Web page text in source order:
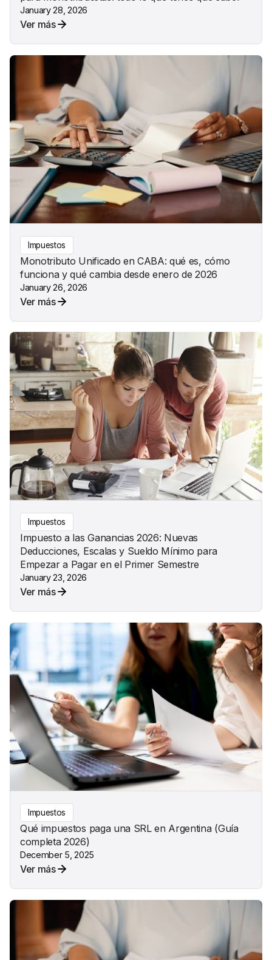
January 28, 2026
Ver más
Impuestos
Monotributo Unificado en CABA: qué es, cómo
funciona y qué cambia desde enero de 2026
January 26, 2026
Ver más
Impuestos
Impuesto a las Ganancias 2026: Nuevas
Deducciones, Escalas y Sueldo Mínimo para
Empezar a Pagar en el Primer Semestre
January 23, 2026
Ver más
Impuestos
Qué impuestos paga una SRL en Argentina (Guía
completa 2026)
December 5, 2025
Ver más